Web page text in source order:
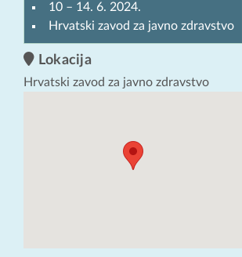
10 – 14. 6. 2024.
Hrvatski zavod za javno zdravstvo
Lokacija
Hrvatski zavod za javno zdravstvo